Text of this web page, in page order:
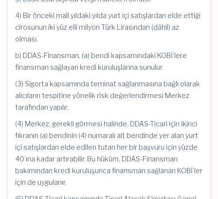
4) Bir önceki mali yıldaki yılda yurt içi satışlardan elde ettiği
cirosunun iki yüz elli milyon Türk Lirasından (dâhil) az
olması.
b) DDAS-Finansman, (a) bendi kapsamındaki KOBİ’lere
finansman sağlayan kredi kuruluşlarına sunulur.
(3) Sigorta kapsamında teminat sağlanmasına bağlı olarak
alıcıların tespitine yönelik risk değerlendirmesi Merkez
tarafından yapılır.
(4) Merkez, gerekli görmesi halinde, DDAS-Ticari için ikinci
fıkranın (a) bendinin (4) numaralı alt bendinde yer alan yurt
içi satışlardan elde edilen tutarı her bir başvuru için yüzde
40’ına kadar artırabilir. Bu hüküm, DDAS-Finansman
bakımından kredi kuruluşunca finansman sağlanan KOBİ’ler
için de uygulanır.